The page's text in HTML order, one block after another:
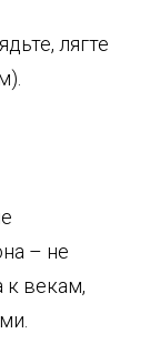
лягте
– не
к векам,